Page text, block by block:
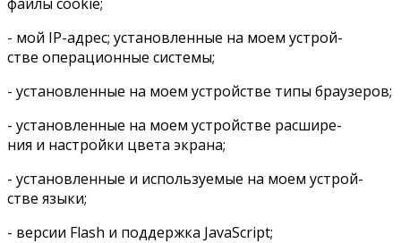
- мой IP-ад­рес; уста­нов­лен­ные на мо­ем устрой­
стве опе­ра­ци­он­ные си­сте­мы;
- уста­нов­лен­ные на мо­ем устрой­стве ти­пы бра­у­зе­ров;
- уста­нов­лен­ные на мо­ем устрой­стве рас­ши­ре­
ния и на­строй­ки цве­та экра­на;
- уста­нов­лен­ные и ис­поль­зу­е­мые на мо­ем устрой­
стве язы­ки;
- вер­сии Flash и под­держ­ка JavaScript;